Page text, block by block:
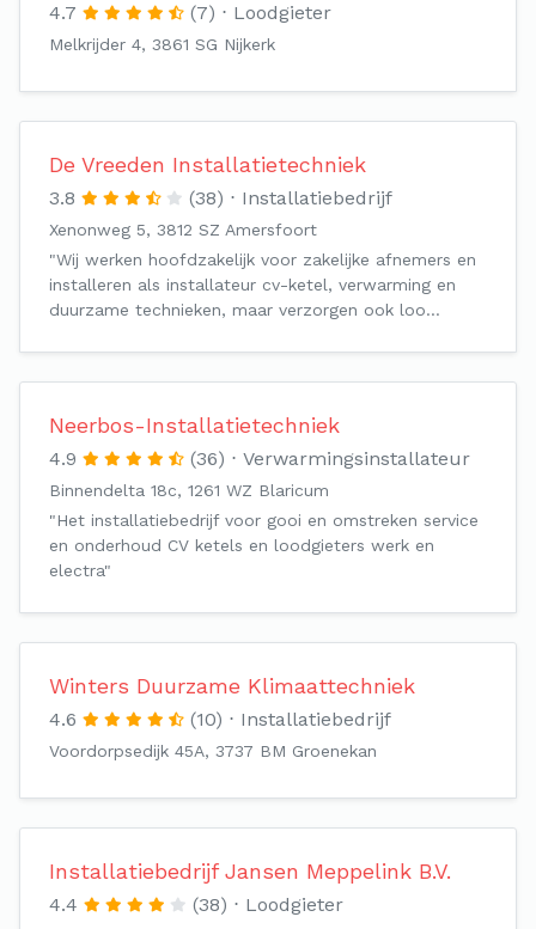
4.7 (7) Loodgieter
Melkrijder 4, 3861 SG Nijkerk
De Vreeden Installatietechniek
3.8 (38) Installatiebedrijf
Xenonweg 5, 3812 SZ Amersfoort
"Wij werken hoofdzakelijk voor zakelijke afnemers en
installeren als installateur cv-ketel, verwarming en
duurzame technieken, maar verzorgen ook loo…
Neerbos-Installatietechniek
4.9 (36) Verwarmingsinstallateur
Binnendelta 18c, 1261 WZ Blaricum
"Het installatiebedrijf voor gooi en omstreken service
en onderhoud CV ketels en loodgieters werk en
electra"
Winters Duurzame Klimaattechniek
4.6 (10) Installatiebedrijf
Voordorpsedijk 45A, 3737 BM Groenekan
Installatiebedrijf Jansen Meppelink B.V.
4.4 (38) Loodgieter